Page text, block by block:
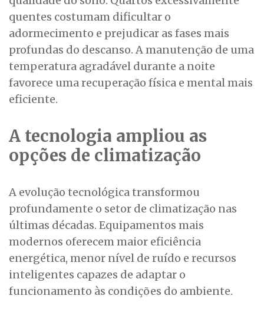
quentes costumam dificultar o
adormecimento e prejudicar as fases mais
profundas do descanso. A manutenção de uma
temperatura agradável durante a noite
favorece uma recuperação física e mental mais
eficiente.
A tecnologia ampliou as
opções de climatização
A evolução tecnológica transformou
profundamente o setor de climatização nas
últimas décadas. Equipamentos mais
modernos oferecem maior eficiência
energética, menor nível de ruído e recursos
inteligentes capazes de adaptar o
funcionamento às condições do ambiente.